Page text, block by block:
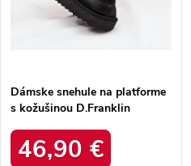
Dámske snehule na platforme
s kožušinou D.Franklin
46,90 €